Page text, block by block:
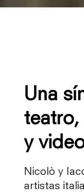
Una
teatro,
y
Nicolò y
artistas